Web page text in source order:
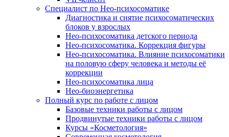
Специалист по Нео-психосоматике
Диагностика и снятие психосоматических
блоков у взрослых
Нео-психосоматика детского периода
Нео-психосоматика. Коррекция фигуры
Нео-психосоматика. Влияние психосоматики
на половую сферу человека и методы её
коррекции
Нео-психосоматика лица
Нео-биоэнергетика
Полный курс по работе с лицом
Базовые техники работы с лицом
Продвинутые техники работы с лицом
Курсы «Косметология»